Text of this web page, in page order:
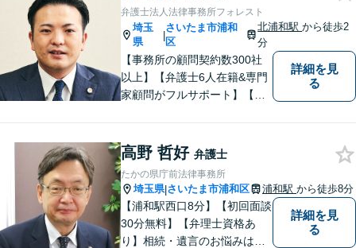
弁護士法人法律事務所フォレスト
埼玉
県
|
さいたま市浦和
区
北浦和駅から徒歩2
分
【事務所の顧問契約数300社
以上】【弁護士6人在籍&専門
家顧問がフルサポート】【北
商取引問題などに対応しま
す。中小企業さま、個人事業
主さまからのご相談に注力
【初回面談無料】
詳細を見
る
高野 哲好 弁護士
たかの県庁前法律事務所
埼玉県|さいたま市浦和区 浦和駅 から徒歩8分
【浦和駅西口8分】【初回面談
30分無料】【弁理士資格あ
り】相続・遺言のお悩みはお
詳細を見
る